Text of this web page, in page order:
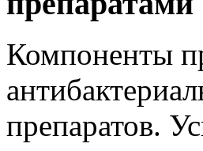
Компоненты
препаратов.